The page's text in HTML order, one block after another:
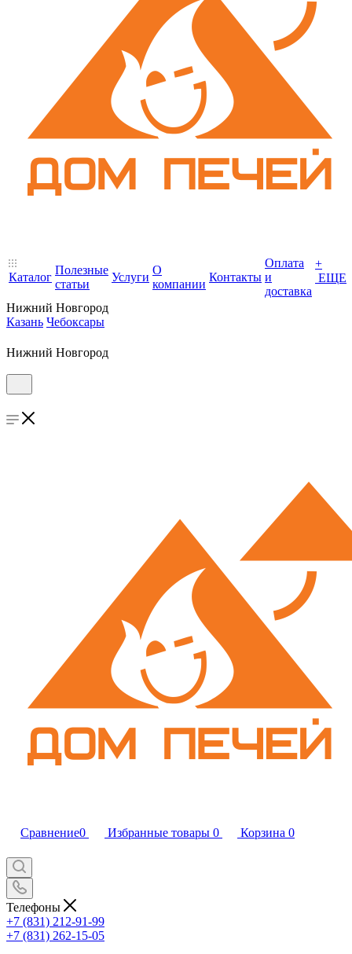
Каталог
Полезные
статьи
Услуги
О
компании
Контакты
Оплата
и
доставка
+
ЕЩЕ
Нижний Новгород
Казань Чебоксары
Нижний Новгород
Сравнение0 Избранные товары 0 Корзина 0
Телефоны
+7 (831) 212-91-99
+7 (831) 262-15-05